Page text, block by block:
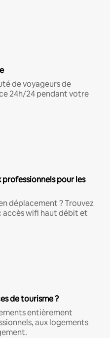
de voyageurs de
24h/24 pendant votre
pour les
déplacement ? Trouvez
accès wifi haut débit et
de tourisme ?
entièrement
aux logements